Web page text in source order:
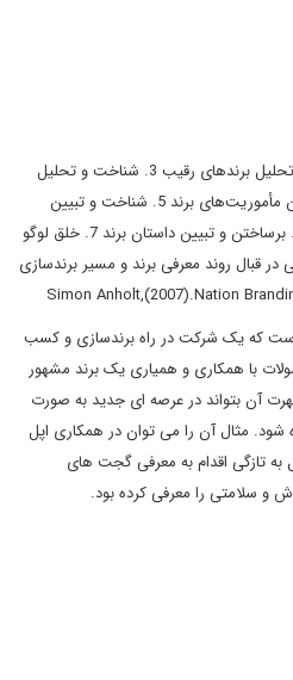
4- 1. کشف هدف برند 2. شناخت و تحلیل برندهای رقیب 3. شناخت و تحلیل
مخاطبان هدف برند 4. احصا و تدوین مأموریت‌های برند 5. شناخت و تبیین
ویژگی ها و مزایای اختصاصی برند 6. برساختن و تبیین داستان برند 7. خلق لوگو
که یک شرکت در راه برندسازی و کسب
با همکاری و همیاری یک برند مشهور
آن بتواند در عرصه ای جدید به صورت
مثال آن را می توان در همکاری اپل
تازگی اقدام به معرفی گجت های
و سلامتی را معرفی کرده بود.